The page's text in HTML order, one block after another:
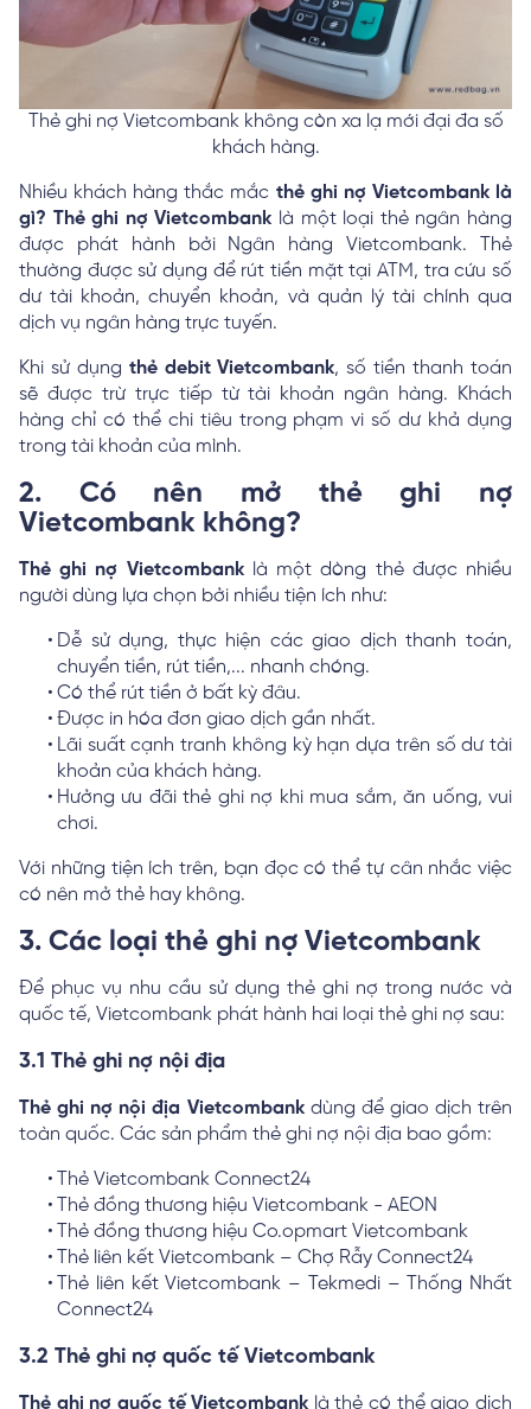
Thẻ ghi nợ Vietcombank không còn xa lạ mới đại đa số
khách hàng.
Nhiều khách hàng thắc mắc thẻ ghi nợ Vietcombank là
gì? Thẻ ghi nợ Vietcombank là một loại thẻ ngân hàng
được phát hành bởi Ngân hàng Vietcombank. Thẻ
thường được sử dụng để rút tiền mặt tại ATM, tra cứu số
dư tài khoản, chuyển khoản, và quản lý tài chính qua
dịch vụ ngân hàng trực tuyến.
Khi sử dụng thẻ debit Vietcombank, số tiền thanh toán
sẽ được trừ trực tiếp từ tài khoản ngân hàng. Khách
hàng chỉ có thể chi tiêu trong phạm vi số dư khả dụng
trong tài khoản của mình.
2. Có nên mở thẻ ghi nợ
Vietcombank không?
Thẻ ghi nợ Vietcombanklà một dòng thẻ được nhiều
người dùng lựa chọn bởi nhiều tiện ích như:
Dễ sử dụng, thực hiện các giao dịch thanh toán,
chuyển tiền, rút tiền,... nhanh chóng.
Có thể rút tiền ở bất kỳ đâu.
Được in hóa đơn giao dịch gần nhất.
Lãi suất cạnh tranh không kỳ hạn dựa trên số dư tài
khoản của khách hàng.
Hưởng ưu đãi thẻ ghi nợ khi mua sắm, ăn uống, vui
chơi.
Với những tiện ích trên, bạn đọc có thể tự cân nhắc việc
có nên mở thẻ hay không.
3. Các loại thẻ ghi nợ Vietcombank
Để phục vụ nhu cầu sử dụng thẻ ghi nợ trong nước và
quốc tế, Vietcombank phát hành hai loại thẻ ghi nợ sau:
3.1 Thẻ ghi nợ nội địa
Thẻ ghi nợ nội địa Vietcombankdùng để giao dịch trên
toàn quốc. Các sản phẩm thẻ ghi nợ nội địa bao gồm:
Thẻ Vietcombank Connect24
Thẻ đồng thương hiệu Vietcombank - AEON
Thẻ đồng thương hiệu Co.opmart Vietcombank
Thẻ liên kết Vietcombank – Chợ Rẫy Connect24
Thẻ liên kết Vietcombank – Tekmedi – Thống Nhất
Connect24
3.2 Thẻ ghi nợ quốc tế Vietcombank
Thẻ ghi nợ quốc tế Vietcombank là thẻ có thể giao dịch